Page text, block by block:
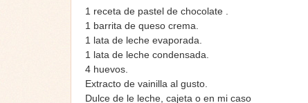
1 receta de pastel de chocolate .
1 barrita de queso crema.
1 lata de leche evaporada.
1 lata de leche condensada.
4 huevos.
Extracto de vainilla al gusto.
Dulce de le leche, cajeta o en mi caso